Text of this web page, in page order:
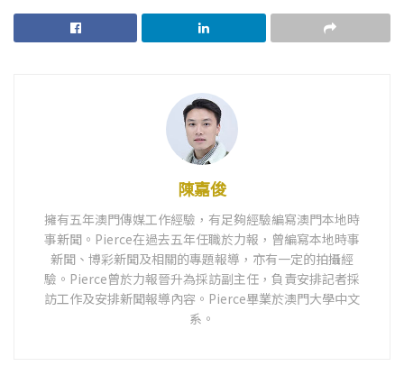
陳嘉俊
擁有五年澳門傳媒工作經驗，有足夠經驗編寫澳門本地時
事新聞。Pierce在過去五年任職於力報，曾編寫本地時事
新聞、博彩新聞及相關的專題報導，亦有一定的拍攝經
驗。Pierce曾於力報晉升為採訪副主任，負責安排記者採
訪工作及安排新聞報導內容。Pierce畢業於澳門大學中文
系。